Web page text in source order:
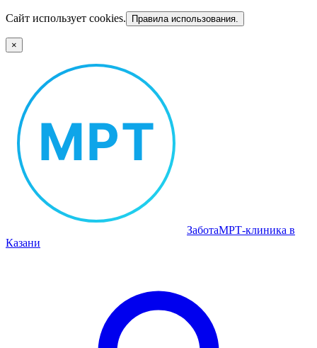
Сайт использует cookies. Правила использования.
×
ЗаботаМРТ‑клиника в
Казани